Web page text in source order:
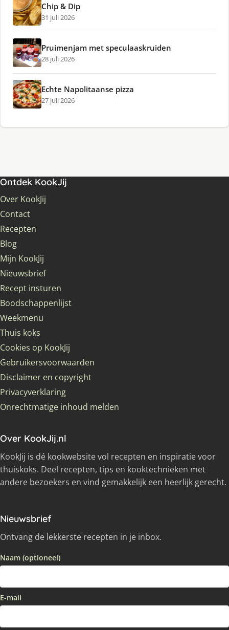
Chip & Dip
31 juli 2026
Pruimenjam met speculaaskruiden
28 juli 2026
Echte Napolitaanse pizza
27 juli 2026
Ontdek KookJij
Over KookJij
Contact
Recepten
Blog
Mijn KookJij
Nieuwsbrief
Recept insturen
Boodschappenlijst
Weekmenu
Thuis koks
Cookies op KookJij
Gebruikersvoorwaarden
Disclaimer en copyright
Privacyverklaring
Onrechtmatige inhoud melden
Over KookJij.nl
KookJij is dé kookwebsite vol recepten en inspiratie voor
thuiskoks. Deel recepten, tips en kooktechnieken met
andere bezoekers en vind gemakkelijk een heerlijk gerecht.
Nieuwsbrief
Ontvang de lekkerste recepten in je inbox.
Naam (optioneel)
E-mail